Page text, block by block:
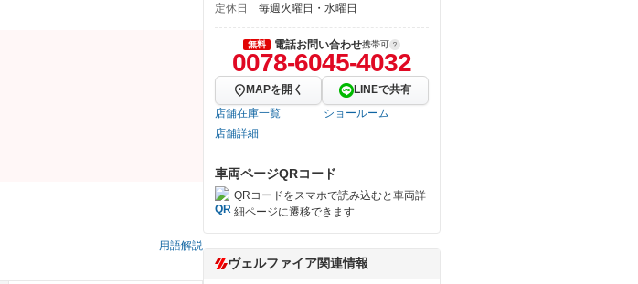
用語解説
定休日
毎週火曜日・水曜日
無料 電話お問い合わせ携帯可
0078-6045-4032
MAPを開く
LINEで共有
店舗在庫一覧
ショールーム
店舗詳細
車両ページQRコード
QRコードをスマホで読み込むと車両詳
細ページに遷移できます
ヴェルファイア関連情報